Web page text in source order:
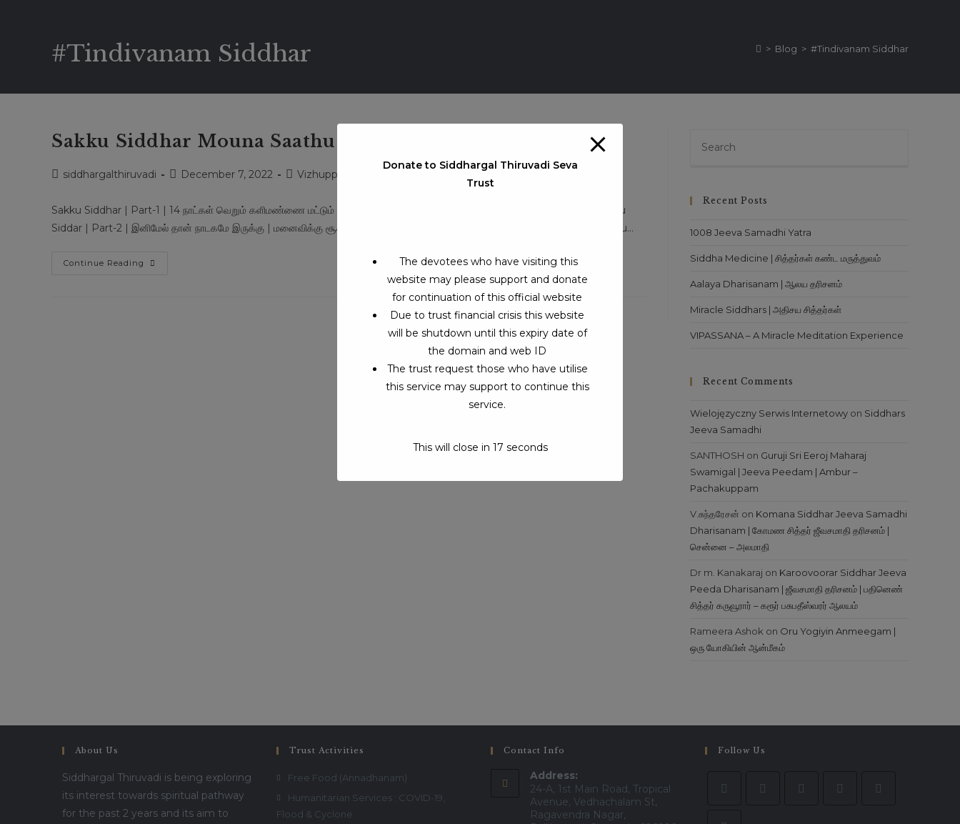
#Tindivanam Siddhar > Blog > #Tindivanam Siddhar
Sakku Siddhar Mouna Saathu Balaniyana Swamigal
Postsiddhargalthiruvadi
PostDecember 7, 2022
PostVizhuppuram Siddhars Jeeva Samadhi
Sakku Siddhar | Part-1 | 14 நாட்கள் வெறும் களிமண்ணை மட்டும் உணவாக சாப்பிட்ட சித்தர் https://youtu.be/3YOola1nHZ4 Sakku
Siddar | Part-2 | இனிமேல் தான் நாடகமே இருக்கு | மனைவிக்கு சூசகமாக சொன்ன சித்தர் https://youtu.be/geoM3lpzHF8 Sakku…
Continue Reading Sakku
Recent Posts
1008 Jeeva Samadhi Yatra
Siddha Medicine | சித்தர்கள் கண்ட மருத்துவம்
Aalaya Dharisanam | ஆலய தரிசனம்
Miracle Siddhars | அதிசய சித்தர்கள்
VIPASSANA – A Miracle Meditation Experience
Recent Comments
Wielojęzyczny Serwis Internetowy on Siddhars
Jeeva Samadhi
SANTHOSH on Guruji Sri Eeroj Maharaj
Swamigal | Jeeva Peedam | Ambur –
Pachakuppam
V.சுந்தரேசன் on Komana Siddhar Jeeva Samadhi
Dharisanam | கோமண சித்தர் ஜீவசமாதி தரிசனம் |
சென்னை – அலமாதி
Dr m. Kanakaraj on Karoovoorar Siddhar Jeeva
Peeda Dharisanam | ஜீவசமாதி தரிசனம் | பதினெண்
சித்தர் கருவூரார் – கரூர் பசுபதீஸ்வரர் ஆலயம்
Rameera Ashok on Oru Yogiyin Anmeegam |
ஒரு யோகியின் ஆன்மீகம்
About Us
Siddhargal Thiruvadi is being exploring
its interest towards spiritual pathway
for the past 2 years and its aim to
Trust Activities
Free Food (Annadhanam)
Humanitarian Services : COVID-19,
Flood & Cyclone
Contact Info
Address:
24-A, 1st Main Road, Tropical
Avenue, Vedhachalam St,
Ragavendra Nagar,
Follow Us
Donate to Siddhargal Thiruvadi Seva
Trust
The devotees who have visiting this
website may please support and donate
for continuation of this official website
Due to trust financial crisis this website
will be shutdown until this expiry date of
the domain and web ID
The trust request those who have utilise
this service may support to continue this
service.
This will close in 17 seconds